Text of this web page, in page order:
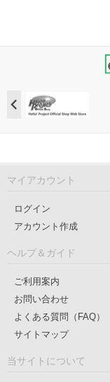
マイアカウント
ログイン
アカウント作成
ヘルプ＆ガイド
ご利用案内
お問い合わせ
よくある質問（FAQ）
サイトマップ
当サイトについて